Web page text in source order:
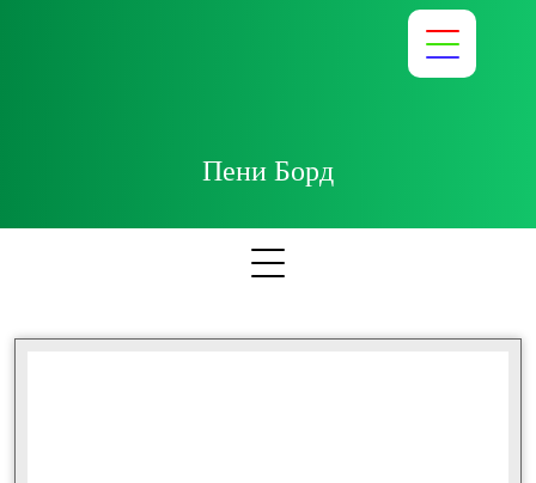
Пени Борд